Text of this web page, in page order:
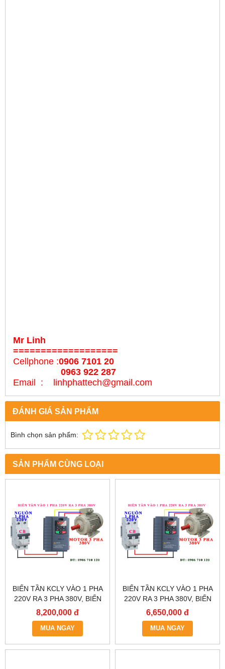
Mr Linh
===================
Cellphone :0906 7101 20
0963 922 287
Email : linhphattech@gmail.com
ĐÁNH GIÁ SẢN PHẨM
Bình chọn sản phẩm:
SẢN PHẨM CÙNG LOẠI
BIẾN TẦN KCLY VÀO 1 PHA
220V RA 3 PHA 380V, BIẾN
TẦN KCLY KOC600-011GT3-
B
8,200,000 đ
MUA NGAY
BIẾN TẦN KCLY VÀO 1 PHA
220V RA 3 PHA 380V, BIẾN
TẦN KCLY KOC600-
7R5GT3-B
6,650,000 đ
MUA NGAY